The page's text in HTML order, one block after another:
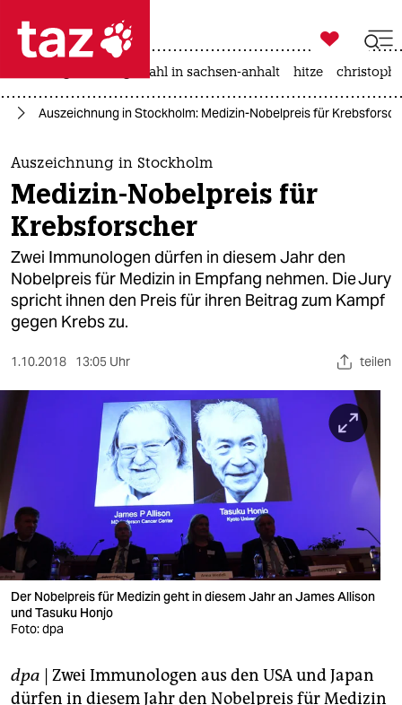
 taz zahl ich
taz zahl ich
themen
politik
öko
gesellschaft
kultur
sport
berlin
nord
wahrheit
verlag
verlag
veranstaltungen
shop
fragen & hilfe

taz zahl ich
landtagswahl in sachsen-anhalt hitze
Auszeichnung in Stockholm: Medizin-Nobelpreis für
Auszeichnung in Stockholm
Medizin-Nobelpreis für
Krebsforscher
Zwei Immunologen dürfen in diesem Jahr den
Nobelpreis für Medizin in Empfang nehmen. Die Jury
spricht ihnen den Preis für ihren Beitrag zum Kampf
gegen Krebs zu.
1.10.2018 13:05 Uhr teilen
Der Nobelpreis für Medizin geht in diesem Jahr an James Allison
und Tasuku Honjo
Foto: dpa
dpa | Zwei Immunologen aus den USA und Japan
dürfen in diesem Jahr den Nobelpreis für Medizin